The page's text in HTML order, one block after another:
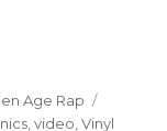
Age Rap
,video ,Vinyl